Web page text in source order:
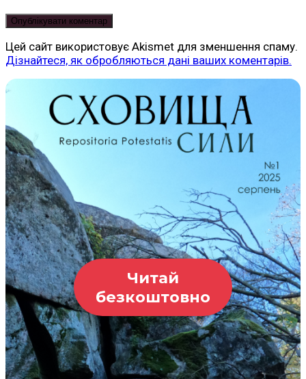
Цей сайт використовує Akismet для зменшення спаму.
Дізнайтеся, як обробляються дані ваших коментарів.
Читай
безкоштовно